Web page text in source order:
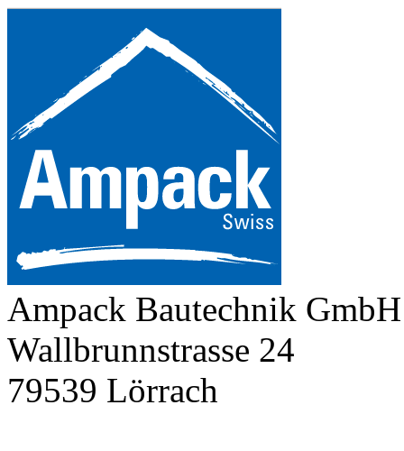
Ampack Bautechnik GmbH
Wallbrunnstrasse 24
79539 Lörrach